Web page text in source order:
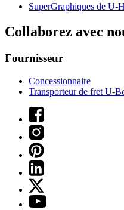
SuperGraphiques de U-
Collaborez avec
Fournisseur
Concessionnaire
Transporteur de fret U-